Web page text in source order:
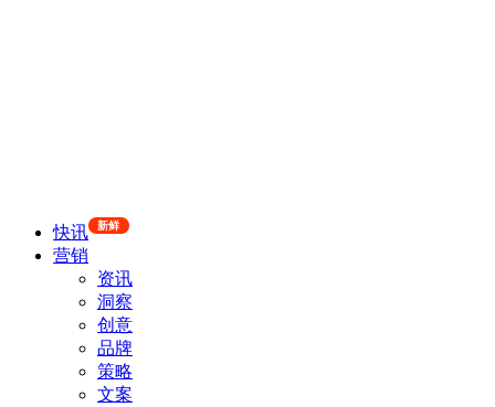
快讯 新鲜
营销
资讯
洞察
创意
品牌
策略
文案